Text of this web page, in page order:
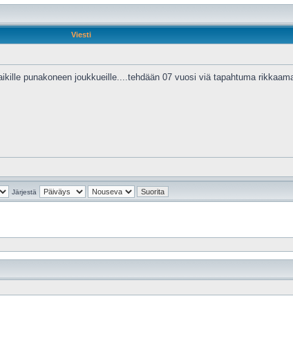
Viesti
punakoneen joukkueille....tehdään 07 vuosi viä tapahtuma
Järjestä